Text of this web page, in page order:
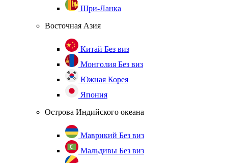
Шри-Ланка
Восточная Азия
Китай Без виз
Монголия Без виз
Южная Корея
Япония
Острова Индийского океана
Маврикий Без виз
Мальдивы Без виз